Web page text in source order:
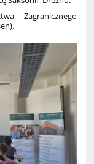
Zagranicznego